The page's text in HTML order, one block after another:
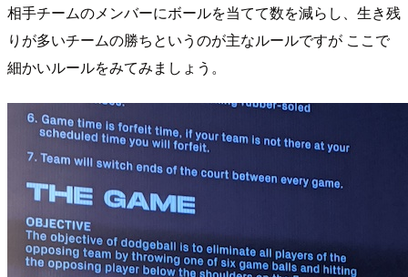
相手チームのメンバーにボールを当てて数を減らし、生き残
りが多いチームの勝ちというのが主なルールですが ここで
細かいルールをみてみましょう。